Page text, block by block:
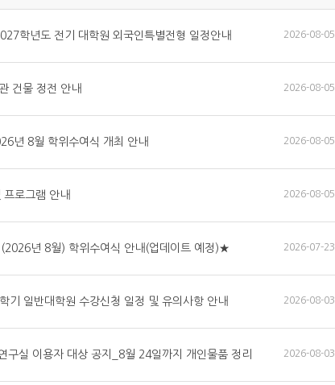
학년도 전기 대학원 외국인특별전형 일정안내 2026-08-05
건물 정전 안내 2026-08-05
년 8월 학위수여식 개최 안내 2026-08-05
프로그램 안내 2026-08-05
년 8월) 학위수여식 안내(업데이트 예정)★ 2026-07-23
기 일반대학원 수강신청 일정 및 유의사항 안내 2026-08-03
구실 이용자 대상 공지_8월 24일까지 개인물품 정리 2026-08-03